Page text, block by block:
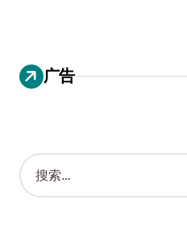
广告
搜
索
：